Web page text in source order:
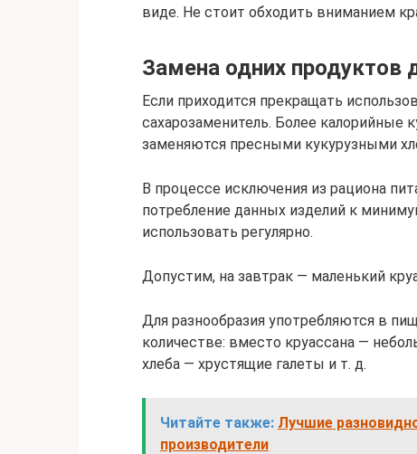
виде. Не стоит обходить вниманием
Замена одних продуктов
Если приходится прекращать
сахарозаменитель. Более калорийные
заменяются пресными кукурузными
В процессе исключения из рациона
потребление данных изделий к
использовать регулярно.
Допустим, на завтрак — маленький
Для разнообразия употребляются в
количестве: вместо круассана —
хлеба — хрустящие галеты и т. д.
Читайте также: Лучшие
производители